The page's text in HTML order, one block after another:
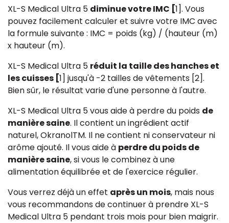
XL-S Medical Ultra 5 diminue votre IMC [1]. Vous
pouvez facilement calculer et suivre votre IMC avec
la formule suivante : IMC = poids (kg) / (hauteur (m)
x hauteur (m).
XL-S Medical Ultra 5 réduit la taille des hanches et
les cuisses [1] jusqu'à -2 tailles de vêtements [2].
Bien sûr, le résultat varie d'une personne à l'autre.
XL-S Medical Ultra 5 vous aide à perdre du poids de
manière saine. Il contient un ingrédient actif
naturel, OkranolTM. Il ne contient ni conservateur ni
arôme ajouté. Il vous aide à perdre du poids de
manière saine, si vous le combinez à une
alimentation équilibrée et de l'exercice régulier.
Vous verrez déjà un effet après un mois, mais nous
vous recommandons de continuer à prendre XL-S
Medical Ultra 5 pendant trois mois pour bien maigrir.